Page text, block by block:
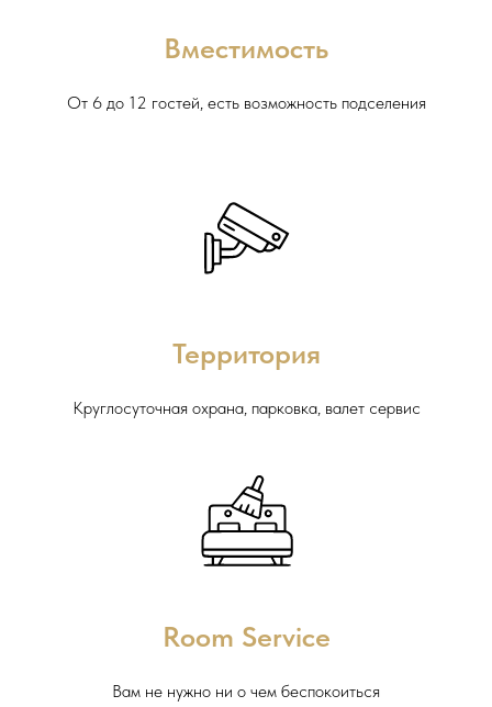
Вместимость
От 6 до 12 гостей, есть возможность подселения
Территория
Круглосуточная охрана, парковка, валет сервис
Room Service
Вам не нужно ни о чем беспокоиться